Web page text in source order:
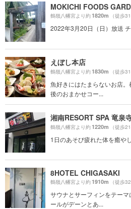
MOKICHI FOODS
鶴嶺八幡宮より約1820m （徒歩31
2022年3月20日（日）放送
えぼし本店
鶴嶺八幡宮より約1830m （徒歩31
魚好きにはたまらないお店
後のおまかせコー...
湘南RESORT SPA 竜泉
鶴嶺八幡宮より約1220m （徒歩21
1日のあそび疲れた体を癒や
8HOTEL CHIGASAKI
鶴嶺八幡宮より約1910m （徒歩32
サウナとサーフィンをテー
ールがデーンとあ...